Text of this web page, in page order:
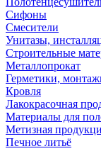
Сифоны
Смесители
Унитазы,
Строительные
Металлопрокат
Герметики,
Кровля
Лакокрасочная
Материалы для
Метизная
Печное литьё